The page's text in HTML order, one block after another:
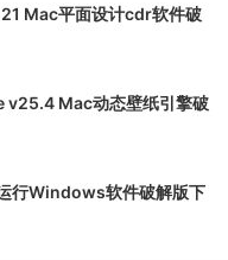
Mac平面设计cdr软件破
Mac动态壁纸引擎破
行Windows软件破解版下